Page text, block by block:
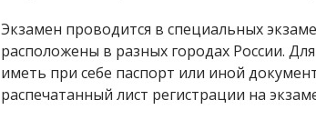
Экзамен проводится в специальных
расположены в разных городах России.
иметь при себе паспорт или иной
распечатанный лист регистрации на